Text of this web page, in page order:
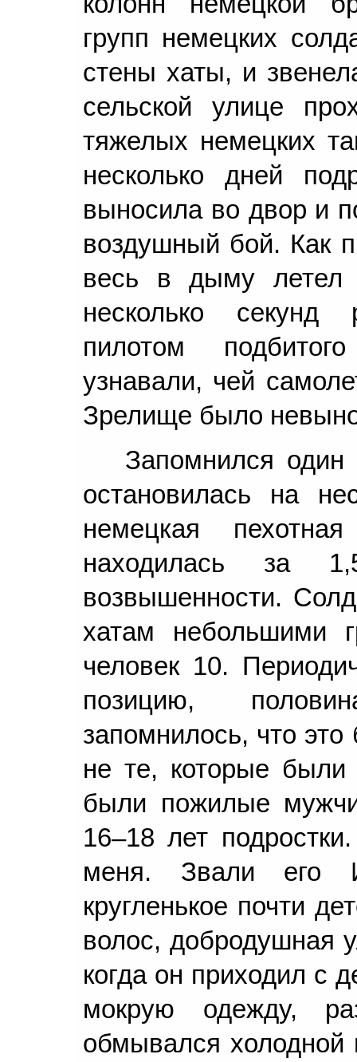
групп немецких
стены хаты, и
сельской улице
тяжелых немецких
несколько дней
выносила во двор и
воздушный бой. Как
весь в дыму
несколько
пилотом
узнавали, чей
Зрелище было
Запомнился
остановилась на
немецкая
находилась за
возвышенности.
хатам небольшими
человек 10.
позицию,
запомнилось, что
не те, которые
были пожилые
16–18 лет
меня. Звали его
кругленькое почти
волос, добродушная
когда он приходил с
мокрую одежду,
обмывался холодной